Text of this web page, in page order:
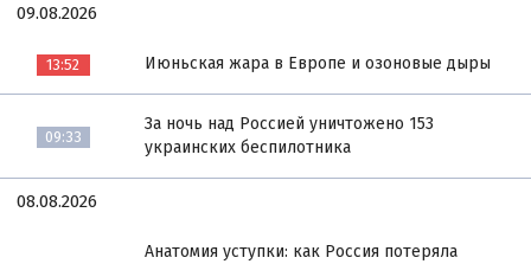
09.08.2026
13:52 Июньская жара в Европе и озоновые дыры
09:33
За ночь над Россией уничтожено 153
украинских беспилотника
08.08.2026
Анатомия уступки: как Россия потеряла